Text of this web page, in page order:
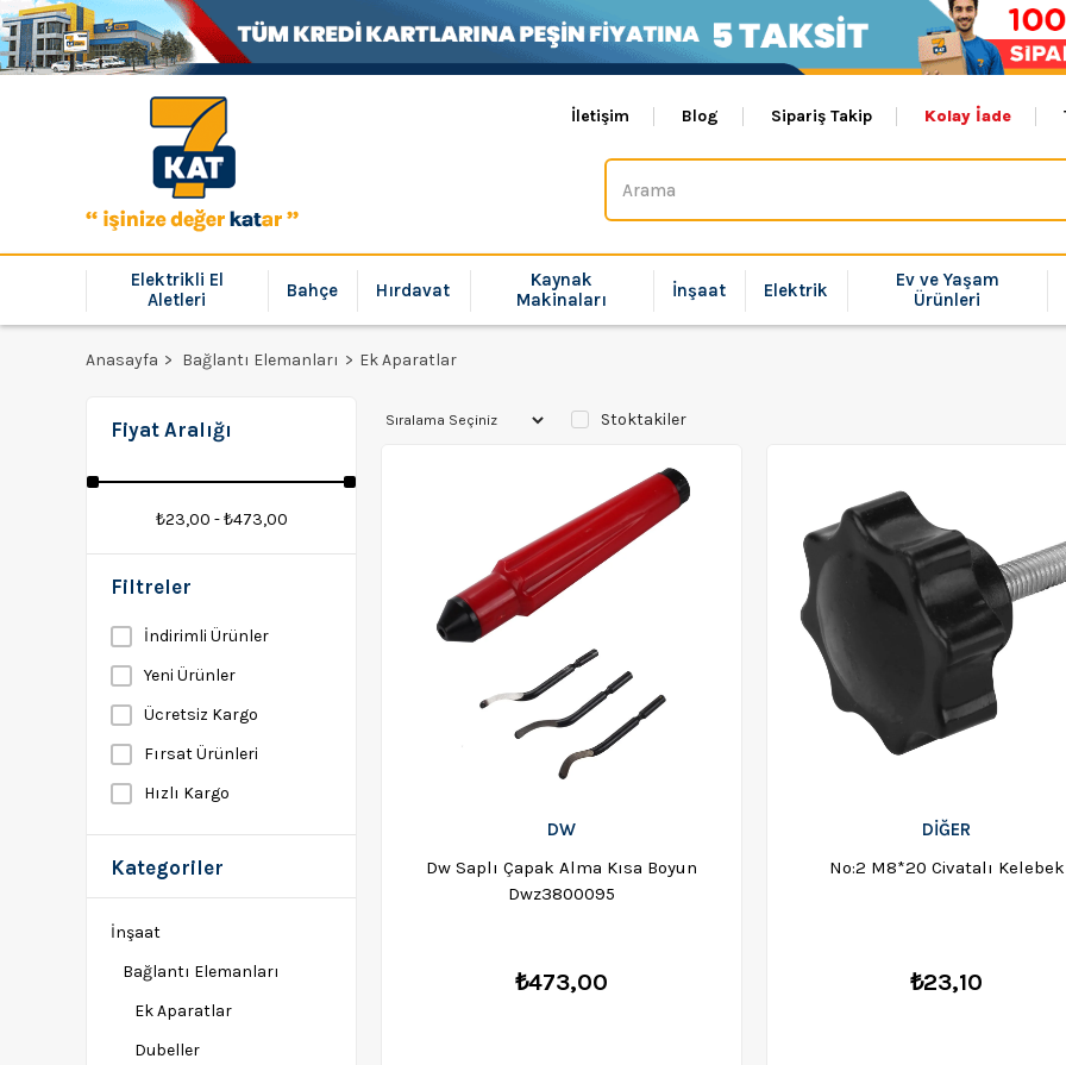
İletişim Blog Sipariş Takip Kolay İade
Elektrikli El
Aletleri
Bahçe Hırdavat
Kaynak
Makinaları
İnşaat Elektrik
Ev ve Yaşam
Ürünleri
Anasayfa Bağlantı Elemanları Ek Aparatlar
Fiyat Aralığı
₺23,00 - ₺473,00
Filtreler
İndirimli Ürünler
Yeni Ürünler
Ücretsiz Kargo
Fırsat Ürünleri
Hızlı Kargo
Kategoriler
İnşaat
Bağlantı Elemanları
Ek Aparatlar
Dubeller
Stoktakiler
DW
Dw Saplı Çapak Alma Kısa Boyun
Dwz3800095
₺473,00
DİĞER
No:2 M8*20 Civatalı Kelebek
₺23,10